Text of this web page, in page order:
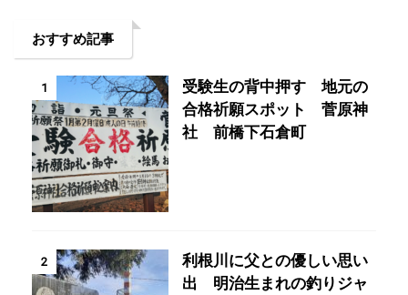
おすすめ記事
1
受験生の背中押す 地元の
合格祈願スポット 菅原神
社 前橋下石倉町
2
利根川に父との優しい思い
出 明治生まれの釣りジャ